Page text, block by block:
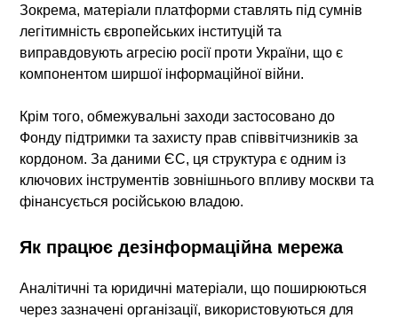
Зокрема, матеріали платформи ставлять під сумнів
легітимність європейських інституцій та
виправдовують агресію росії проти України, що є
компонентом ширшої інформаційної війни.
Крім того, обмежувальні заходи застосовано до
Фонду підтримки та захисту прав співвітчизників за
кордоном. За даними ЄС, ця структура є одним із
ключових інструментів зовнішнього впливу москви та
фінансується російською владою.
Як працює дезінформаційна мережа
Аналітичні та юридичні матеріали, що поширюються
через зазначені організації, використовуються для